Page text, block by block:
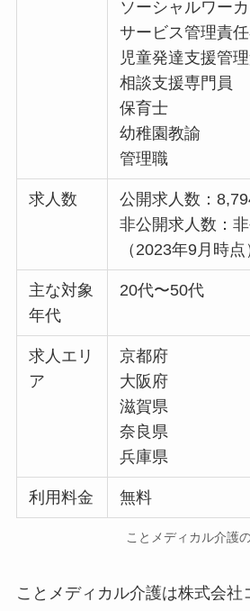
ソーシャルワー
サービス管理責
児童発達支援管
相談支援専門員
保育士
幼稚園教諭
管理職
求人数
公開求人数：
非公開求人数：
（2023年9月時点
主な対象
年代
20代〜50代
求人エリ
ア
京都府
大阪府
滋賀県
奈良県
兵庫県
利用料金 無料
ことメディカル介護
ことメディカル介護は株式会社